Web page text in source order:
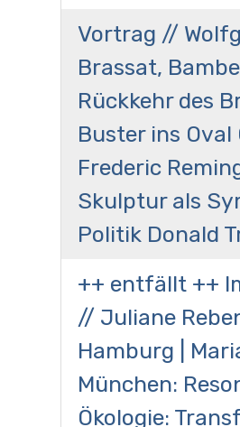
Vortrag //
Brassat,
Rückkehr des
Buster ins Oval
Frederic
Skulptur als
Politik Donald
++ entfällt ++
// Juliane
Hamburg |
München:
Ökologie: